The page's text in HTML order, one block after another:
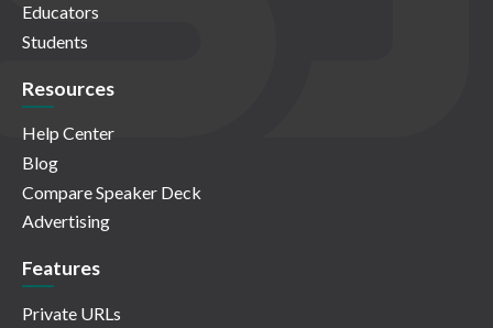
Educators
Students
Resources
Help Center
Blog
Compare Speaker Deck
Advertising
Features
Private URLs